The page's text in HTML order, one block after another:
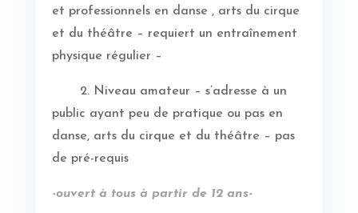
et professionnels en danse , arts du cirque
et du théâtre – requiert un entraînement
physique régulier –
2. Niveau amateur – s’adresse à un
public ayant peu de pratique ou pas en
danse, arts du cirque et du théâtre – pas
de pré-requis
-ouvert à tous à partir de 12 ans-